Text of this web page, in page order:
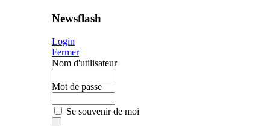
Newsflash
Login
Fermer
Nom d'utilisateur
Mot de passe
Se souvenir de moi